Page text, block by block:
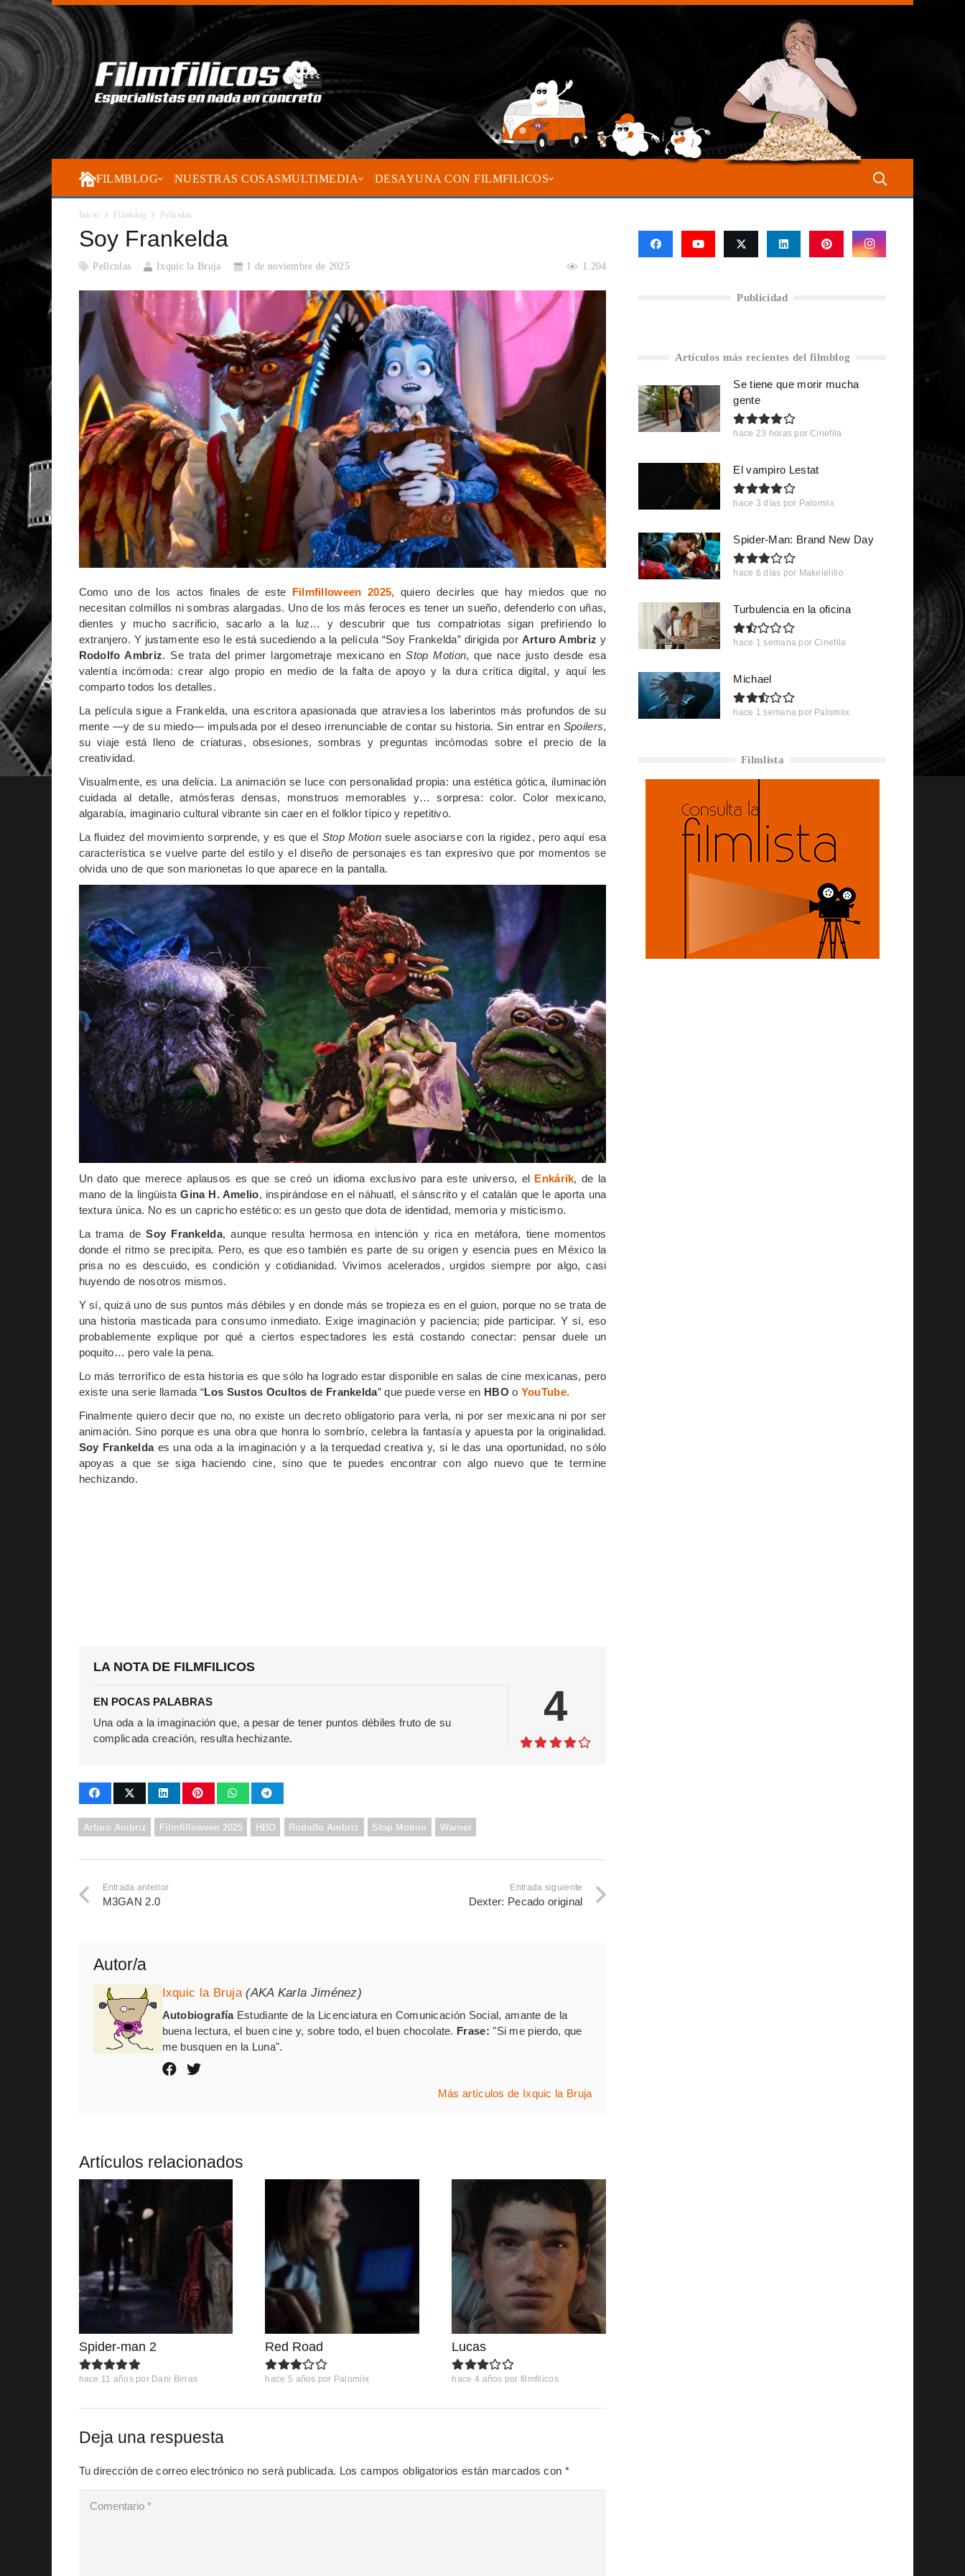
FILMBLOG NUESTRAS COSASMULTIMEDIA DESAYUNA CON FILMFILICOS
Inicio Filmblog Películas
Soy Frankelda
Películas Ixquic la Bruja 1 de noviembre de 2025 1.204
Como uno de los actos finales de este Filmfilloween 2025, quiero decirles que hay miedos que no
necesitan colmillos ni sombras alargadas. Uno de los más feroces es tener un sueño, defenderlo con uñas,
dientes y mucho sacrificio, sacarlo a la luz… y descubrir que tus compatriotas sigan prefiriendo lo
extranjero. Y justamente eso le está sucediendo a la película “Soy Frankelda” dirigida por Arturo Ambriz y
Rodolfo Ambriz. Se trata del primer largometraje mexicano enStop Motion, que nace justo desde esa
valentía incómoda: crear algo propio en medio de la falta de apoyo y la dura crítica digital, y aquí les
comparto todos los detalles.
La película sigue a Frankelda, una escritora apasionada que atraviesa los laberintos más profundos de su
mente —y de su miedo— impulsada por el deseo irrenunciable de contar su historia. Sin entrar en Spoilers,
su viaje está lleno de criaturas, obsesiones, sombras y preguntas incómodas sobre el precio de la
creatividad.
Visualmente, es una delicia. La animación se luce con personalidad propia: una estética gótica, iluminación
cuidada al detalle, atmósferas densas, monstruos memorables y… sorpresa: color. Color mexicano,
algarabía, imaginario cultural vibrante sin caer en el folklor típico y repetitivo.
La fluidez del movimiento sorprende, y es que el Stop Motionsuele asociarse con la rigidez, pero aquí esa
característica se vuelve parte del estilo y el diseño de personajes es tan expresivo que por momentos se
olvida uno de que son marionetas lo que aparece en la pantalla.
Un dato que merece aplausos es que se creó un idioma exclusivo para este universo, el Enkárik, de la
mano de la lingüistaGina H. Amelio, inspirándose en el náhuatl, el sánscrito y el catalán que le aporta una
textura única. No es un capricho estético: es un gesto que dota de identidad, memoria y misticismo.
La trama deSoy Frankelda, aunque resulta hermosa en intención y rica en metáfora, tiene momentos
donde el ritmo se precipita. Pero, es que eso también es parte de su origen y esencia pues en México la
prisa no es descuido, es condición y cotidianidad. Vivimos acelerados, urgidos siempre por algo, casi
huyendo de nosotros mismos.
Y sí, quizá uno de sus puntos más débiles y en donde más se tropieza es en el guion, porque no se trata de
una historia masticada para consumo inmediato. Exige imaginación y paciencia; pide participar. Y sí, eso
probablemente explique por qué a ciertos espectadores les está costando conectar: pensar duele un
poquito… pero vale la pena.
Lo más terrorífico de esta historia es que sólo ha logrado estar disponible en salas de cine mexicanas, pero
existe una serie llamada “Los Sustos Ocultos de Frankelda” que puede verse en HBO o YouTube.
Finalmente quiero decir que no, no existe un decreto obligatorio para verla, ni por ser mexicana ni por ser
animación. Sino porque es una obra que honra lo sombrío, celebra la fantasía y apuesta por la originalidad.
Soy Frankeldaes una oda a la imaginación y a la terquedad creativa y, si le das una oportunidad, no sólo
apoyas a que se siga haciendo cine, sino que te puedes encontrar con algo nuevo que te termine
hechizando.
LA NOTA DE FILMFILICOS
EN POCAS PALABRAS
Una oda a la imaginación que, a pesar de tener puntos débiles fruto de su
complicada creación, resulta hechizante.
4
Arturo Ambriz Filmfilloween 2025 HBO Rodolfo Ambriz Stop Motion Warner
Entrada anterior
M3GAN 2.0
Entrada siguiente
Dexter: Pecado original
Autor/a
Ixquic la Bruja (AKA Karla Jiménez)
AutobiografíaEstudiante de la Licenciatura en Comunicación Social, amante de la
buena lectura, el buen cine y, sobre todo, el buen chocolate. Frase: "Si me pierdo, que
me busquen en la Luna".
Más artículos de Ixquic la Bruja
Artículos relacionados
Spider-man 2
hace 11 años por Dani Birras
Red Road
hace 5 años por Palomiix
Lucas
hace 4 años por filmfilicos
Deja una respuesta
Tu dirección de correo electrónico no será publicada. Los campos obligatorios están marcados con *
Publicidad
Artículos más recientes del filmblog
Se tiene que morir mucha
gente
hace 23 horas por Cinefila
El vampiro Lestat
hace 3 días por Palomiix
Spider-Man: Brand New Day
hace 6 días por Makelelillo
Turbulencia en la oficina
hace 1 semana por Cinefila
Michael
hace 1 semana por Palomiix
Filmlista